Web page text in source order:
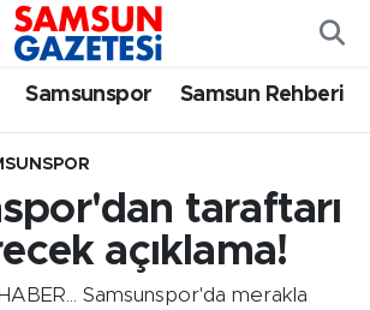
Samsunspor Samsun Rehberi
taraftarı
açıklama!
Samsunspor'da merakla
Eczaneler
Vakitleri
Yoğunluk Haritası